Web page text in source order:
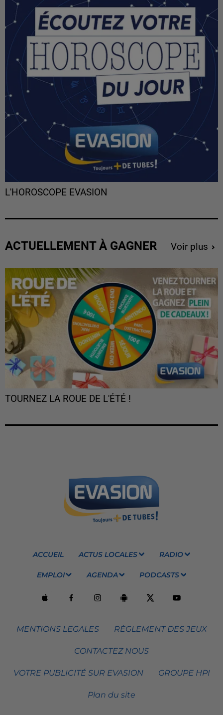
L'HOROSCOPE EVASION
ACTUELLEMENT À GAGNER Voir plus
TOURNEZ LA ROUE DE L'ÉTÉ !
ACCUEIL ACTUS LOCALES RADIO
EMPLOI AGENDA PODCASTS
MENTIONS LEGALES RÈGLEMENT DES JEUX
CONTACTEZ NOUS
VOTRE PUBLICITÉ SUR EVASION GROUPE HPI
Plan du site